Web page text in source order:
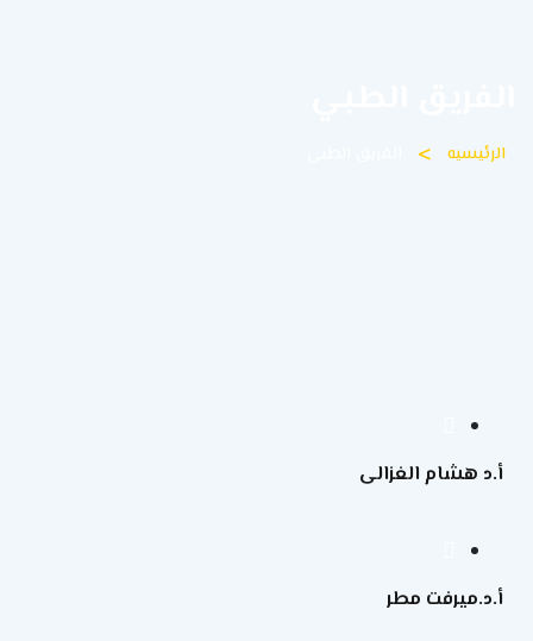
الرئيسيه >
أ.د هشام الغزالى
أ.د.ميرفت مطر